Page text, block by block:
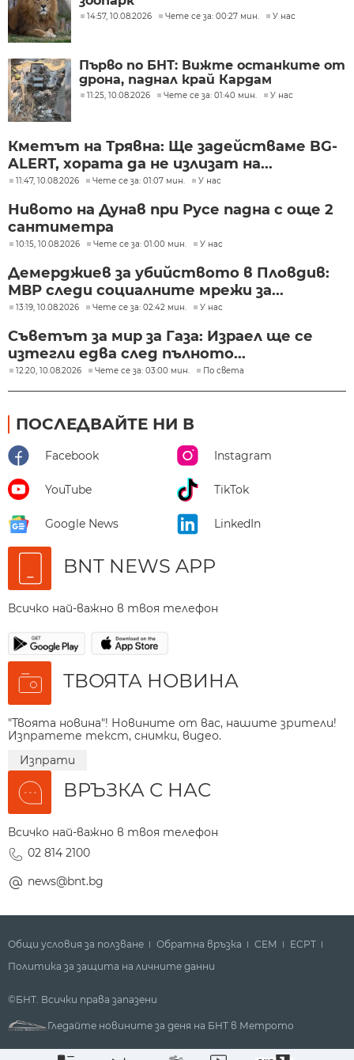
14:57, 10.08.2026 Чете се за: 00:27 мин. У нас
Първо по БНТ: Вижте останките от
дрона, паднал край Кардам
11:25, 10.08.2026 Чете се за: 01:40 мин. У нас
Кметът на Трявна: Ще задействаме BG-
ALERT, хората да не излизат на...
11:47, 10.08.2026 Чете се за: 01:07 мин. У нас
Нивото на Дунав при Русе падна с още 2
сантиметра
10:15, 10.08.2026 Чете се за: 01:00 мин. У нас
Демерджиев за убийството в Пловдив:
МВР следи социалните мрежи за...
13:19, 10.08.2026 Чете се за: 02:42 мин. У нас
Съветът за мир за Газа: Израел ще се
изтегли едва след пълното...
12:20, 10.08.2026 Чете се за: 03:00 мин. По света
ПОСЛЕДВАЙТЕ НИ В
Facebook Instagram
YouTube TikTok
Google News LinkedIn
BNT NEWS APP
Всичко най-важно в твоя телефон
ТВОЯТА НОВИНА
"Твоята новина"! Новините от вас, нашите зрители!
Изпратете текст, снимки, видео.
Изпрати
ВРЪЗКА С НАС
Всичко най-важно в твоя телефон
02 814 2100
news@bnt.bg
Общи условия за ползване Обратна връзка СЕМ
ECPT
Политика за защита на личните данни
©БНТ. Всички права запазени
Гледайте новините за деня на БНТ в Метрото